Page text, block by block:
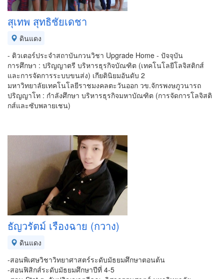
สุเทพ สุทธิชัยเดชา
ดินแดง
- ติวเตอร์ประจำสถาบันกวนวิชา Upgrade Home - ปัจจุบัน
การศึกษา : ปริญญาตรี บริหารธุรกิจบัณฑิต (เทคโนโลยีโลจิสติกส์
และการจัดการระบบขนส่ง) เกียตินิยมอันดับ 2
มหาวิทยาลัยเทคโนโลยีราชมงคลตะวันออก วข.จักรพงษภูวนารถ
ปริญญาโท : กำลังศึกษา บริหารธุรกิจมหาบัณฑิต (การจัดการโลจิสติ
กส์และซับพลายเชน)
ธัญวรัตม์ เรืองฉาย (กวาง)
ดินแดง
-สอนพิเศษวิชาวิทยาศาสตร์ระดับมัธยมศึกษาตอนต้น
-สอนฟิสิกส์ระดับมัธยมศึกษาปีที่ 4-5